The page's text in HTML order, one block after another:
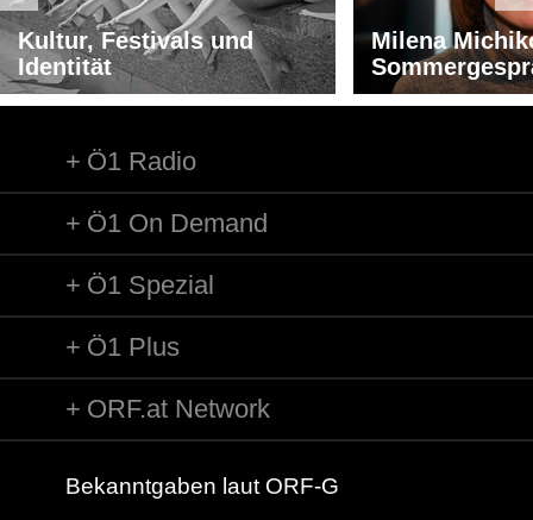
Kultur, Festivals und
Identität
Milena
Ö1 Radio
Ö1 On Demand
Ö1 Spezial
Ö1 Plus
ORF.at Network
Bekanntgaben laut ORF-G